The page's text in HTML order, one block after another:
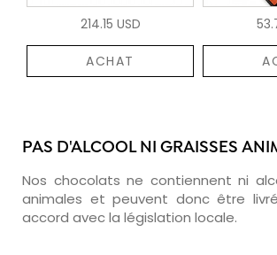
214.15 USD
ACHAT
PAS D'ALCOOL NI GRAISSES
Nos chocolats ne contiennent ni
animales et peuvent donc être
accord avec la législation locale.